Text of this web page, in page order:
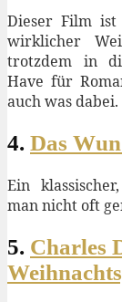
Dieser Film
wirklicher
trotzdem in
Have für
auch was
4. Das
Ein
man nicht oft
5. Charles